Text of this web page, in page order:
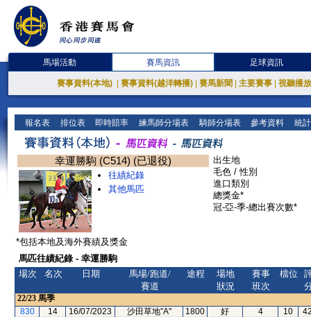
馬場活動 賽馬資訊 足球資訊
賽事資料(本地) 賽事資料(越洋轉播) 賽馬新聞 主要賽事 視聽播
報名表 排位表 即時賠率 練馬師分場表 騎師分場表 參考資料 統
幸運勝駒 (C514) (已退役)
往績紀錄
其他馬匹
出生地
毛色 / 性別
進口類別
總獎金*
冠-亞-季-總出賽次數*
*包括本地及海外賽績及獎金
馬匹往績紀錄 - 幸運勝駒
場次
名次 日期
馬場/跑道/
賽道
途程
場地
狀況
賽事
班次
檔位
22/23 馬季
830
14 16/07/2023 沙田草地"A" 1800 好 4 10